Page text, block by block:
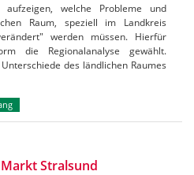
welche Probleme und
Raum, speziell im Landkreis
werden müssen. Hierfür
die Regionalanalyse gewählt.
des ländlichen Raumes
Stralsund